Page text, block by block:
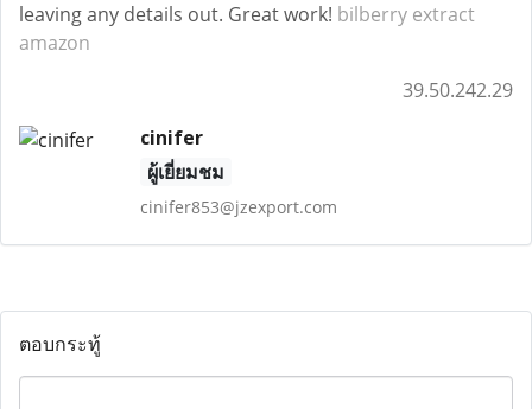
leaving any details out. Great work! bilberry extract
amazon
39.50.242.29
cinifer
ผู้เยี่ยมชม
cinifer853@jzexport.com
ตอบกระทู้